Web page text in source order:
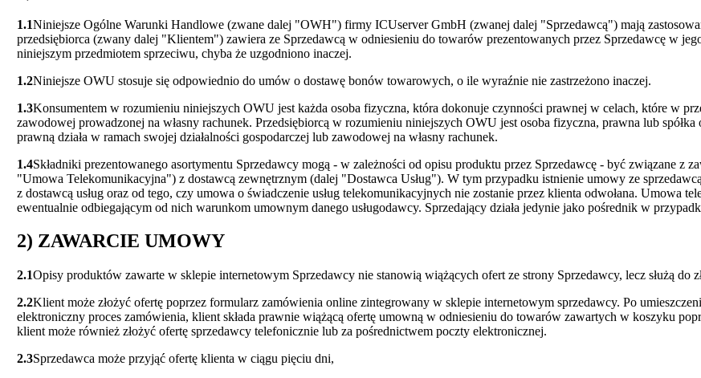
1.1Niniejsze Ogólne Warunki Handlowe (zwane dalej "OWH") firmy ICUserver GmbH (zwanej dalej "Sprzedawcą") mają
przedsiębiorca (zwany dalej "Klientem") zawiera ze Sprzedawcą w odniesieniu do towarów prezentowanych przez Sprzedawcę w
niniejszym przedmiotem sprzeciwu, chyba że uzgodniono inaczej.
1.2Niniejsze OWU stosuje się odpowiednio do umów o dostawę bonów towarowych, o ile wyraźnie nie zastrzeżono inaczej.
1.3Konsumentem w rozumieniu niniejszych OWU jest każda osoba fizyczna, która dokonuje czynności prawnej w celach, które w
zawodowej prowadzonej na własny rachunek. Przedsiębiorcą w rozumieniu niniejszych OWU jest osoba fizyczna, prawna lub
prawną działa w ramach swojej działalności gospodarczej lub zawodowej na własny rachunek.
1.4Składniki prezentowanego asortymentu Sprzedawcy mogą - w zależności od opisu produktu przez Sprzedawcę - być związane z
"Umowa Telekomunikacyjna") z dostawcą zewnętrznym (dalej "Dostawca Usług"). W tym przypadku istnienie umowy ze
z dostawcą usług oraz od tego, czy umowa o świadczenie usług telekomunikacyjnych nie zostanie przez klienta odwołana. Umowa
ewentualnie odbiegającym od nich warunkom umownym danego usługodawcy. Sprzedający działa jedynie jako pośrednik w
2) ZAWARCIE UMOWY
2.1Opisy produktów zawarte w sklepie internetowym Sprzedawcy nie stanowią wiążących ofert ze strony Sprzedawcy, lecz służą do
2.2Klient może złożyć ofertę poprzez formularz zamówienia online zintegrowany w sklepie internetowym sprzedawcy. Po
elektroniczny proces zamówienia, klient składa prawnie wiążącą ofertę umowną w odniesieniu do towarów zawartych w koszyku
klient może również złożyć ofertę sprzedawcy telefonicznie lub za pośrednictwem poczty elektronicznej.
2.3Sprzedawca może przyjąć ofertę klienta w ciągu pięciu dni,